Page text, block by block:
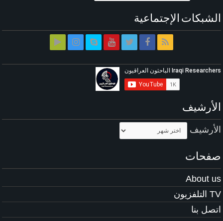
الشبكات الإجتماعية
الأرشيف
الأرشيف
صفحات
About us
TV التلفزيون
اتصل بنا